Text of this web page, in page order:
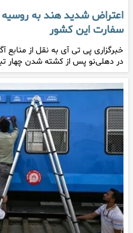
اعتراض شدید هند به روسیه
سفارت این کشور
خبرگزاری پی تی آی به نقل از منابع
در دهلی‌نو پس از کشته شدن چهار